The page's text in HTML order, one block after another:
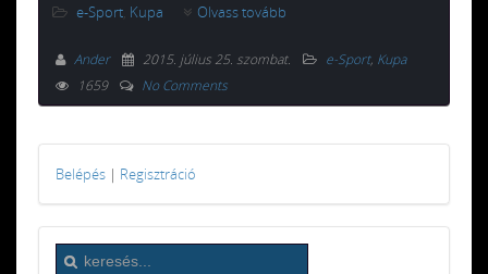
e-Sport, Kupa Olvass tovább
Ander 2015. július 25. szombat. e-Sport, Kupa
1659
No Comments
Belépés | Regisztráció